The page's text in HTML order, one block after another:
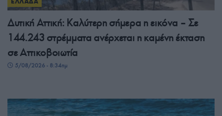
Δυτική Αττική: Καλύτερη σήμερα η εικόνα – Σε
144.243 στρέμματα ανέρχεται η καμένη έκταση
σε Αττικοβοιωτία
5/08/2026 - 8:34πμ